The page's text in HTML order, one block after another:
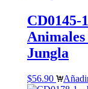
CD0145-
Animales
Jungla
$56.90